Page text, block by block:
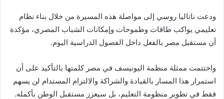
ودعت ناتاليا روسي إلى مواصلة هذه المسيرة من خلال بناء نظام
تعليمي يواكب طاقات وطموحات وإمكانات الشباب المصري، مؤكدة
أن مستقبل مصر بالفعل داخل الفصول الدراسية اليوم.
واختتمت ممثلة منظمة اليونيسف في مصر كلمتها بالتأكيد على أن
استمرار هذا المسار بالقيادة والشراكة والالتزام المستدام لن يسهم
فقط في تطوير منظومة التعليم، بل سيعزز مستقبل الوطن بأكمله.